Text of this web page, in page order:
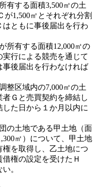
有する面積3,500㎡の土
が1,500㎡とそれぞれ分割
はともに事後届出を行わ
所有する面積12,000㎡の
行による競売を通じて
事後届出を行わなければ
整区域内の7,000㎡の土
Ｇと売買契約を締結し
た日から１か月以内に
の土地である甲土地（面
㎡）について、甲土地
を取得し、乙土地につ
権の設定を受けたＨ
。